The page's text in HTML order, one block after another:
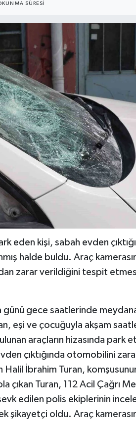
SÜRESI
kişi, sabah evden
halde buldu. Araç
zarar verildiğini tespit
gece saatlerinde
eşi ve çocuğuyla akşam
araçların hizasında park
çıktığında otomobilini
Halil İbrahim Turan,
Turan, 112 Acil Çağrı
edilen polis ekiplerinin
şikayetçi oldu. Araç